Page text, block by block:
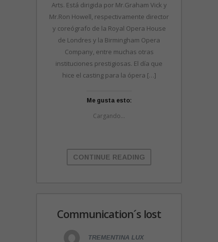
Arts. Está dirigida por Mr.Graham Vick y
Mr.Ron Howell, respectivamente director
y coreógrafo de la Royal Opera House
de Londres y la Birmingham Opera
Company, entre muchas otras
instituciones prestigiosas. El día que
hice el casting para la ópera […]
Me gusta esto:
Cargando...
CONTINUE READING
Communication´s lost
TREMENTINA LUX